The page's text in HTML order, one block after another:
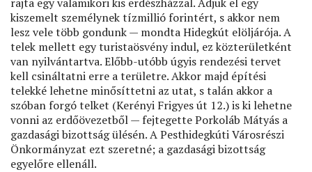
kiszemelt személynek tízmillió forintért, s akkor nem
lesz vele több gondunk — mondta Hidegkút elöljárója. A
telek mellett egy turistaösvény indul, ez közterületként
van nyilvántartva. Előbb-utóbb úgyis rendezési tervet
kell csináltatni erre a területre. Akkor majd építési
telekké lehetne minősíttetni az utat, s talán akkor a
szóban forgó telket (Kerényi Frigyes út 12.) is ki lehetne
vonni az erdőövezetből — fejtegette Porkoláb Mátyás a
gazdasági bizottság ülésén. A Pesthidegkúti Városrészi
Önkormányzat ezt szeretné; a gazdasági bizottság
egyelőre ellenáll.